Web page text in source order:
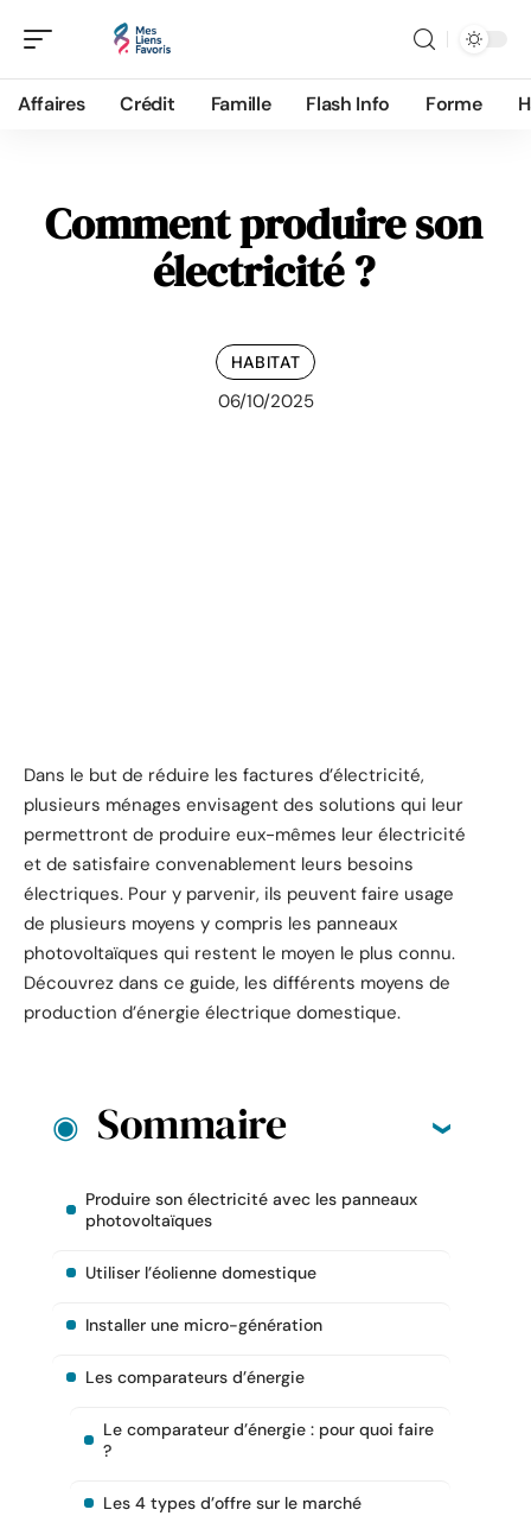
Affaires Crédit Famille Flash Info Forme
Comment produire son
électricité ?
HABITAT
06/10/2025
Dans le but de réduire les factures d’électricité,
plusieurs ménages envisagent des solutions qui leur
permettront de produire eux-mêmes leur électricité
et de satisfaire convenablement leurs besoins
électriques. Pour y parvenir, ils peuvent faire usage
de plusieurs moyens y compris les panneaux
photovoltaïques qui restent le moyen le plus connu.
Découvrez dans ce guide, les différents moyens de
production d’énergie électrique domestique.
Sommaire
Produire son électricité avec les panneaux
photovoltaïques
Utiliser l’éolienne domestique
Installer une micro-génération
Les comparateurs d’énergie
Le comparateur d’énergie : pour quoi faire
?
Les 4 types d’offre sur le marché